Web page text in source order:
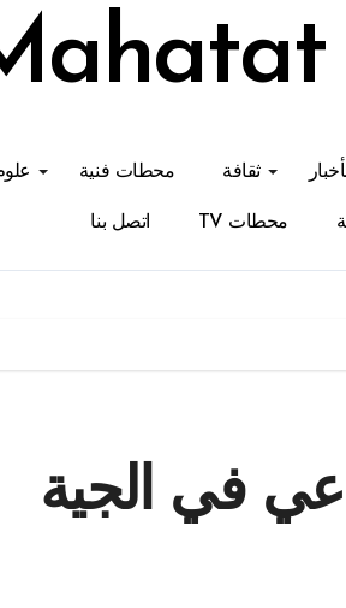
ثقافة محطات فنية
محطات TV اتصل بنا
في الجية